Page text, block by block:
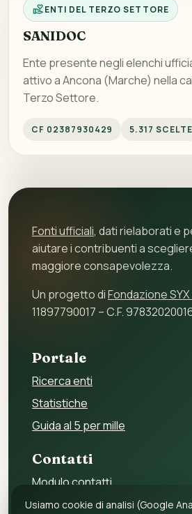
ENTI DEL TERZO SETTORE
SANIDOC
Ente presente negli elenchi
attivo a Ancona (Marche) nella
Terzo Settore.
CF 02387930429 5.317 SCELTE
Fonti ufficiali, dati rielaborati e
aiutare i contribuenti a
maggiore consapevolezza.
Un progetto diFondazione SYX
11897790017 – C.F.
Portale
Ricerca enti
Statistiche
Guida al 5 per mille
Contatti
Modulo contatti
Per gli enti
Usiamo cookie di analisi (Google